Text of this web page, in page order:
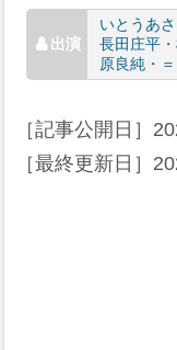
いとうあさ
長田庄平・
原良純・
［記事公開日］
［最終更新日］